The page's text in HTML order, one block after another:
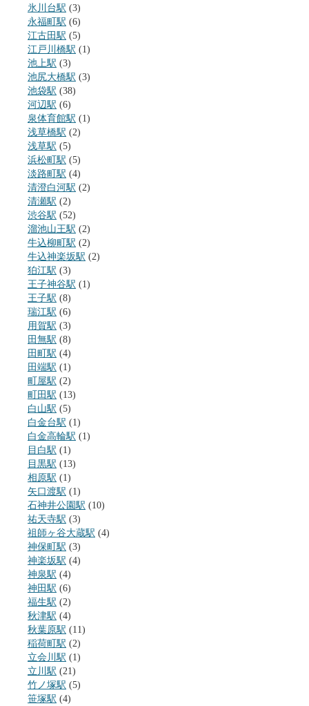
氷川台駅 (3)
永福町駅 (6)
江古田駅 (5)
江戸川橋駅 (1)
池上駅 (3)
池尻大橋駅 (3)
池袋駅 (38)
河辺駅 (6)
泉体育館駅 (1)
浅草橋駅 (2)
浅草駅 (5)
浜松町駅 (5)
淡路町駅 (4)
清澄白河駅 (2)
清瀬駅 (2)
渋谷駅 (52)
溜池山王駅 (2)
牛込柳町駅 (2)
牛込神楽坂駅 (2)
狛江駅 (3)
王子神谷駅 (1)
王子駅 (8)
瑞江駅 (6)
用賀駅 (3)
田無駅 (8)
田町駅 (4)
田端駅 (1)
町屋駅 (2)
町田駅 (13)
白山駅 (5)
白金台駅 (1)
白金高輪駅 (1)
目白駅 (1)
目黒駅 (13)
相原駅 (1)
矢口渡駅 (1)
石神井公園駅 (10)
祐天寺駅 (3)
祖師ヶ谷大蔵駅 (4)
神保町駅 (3)
神楽坂駅 (4)
神泉駅 (4)
神田駅 (6)
福生駅 (2)
秋津駅 (4)
秋葉原駅 (11)
稲荷町駅 (2)
立会川駅 (1)
立川駅 (21)
竹ノ塚駅 (5)
笹塚駅 (4)